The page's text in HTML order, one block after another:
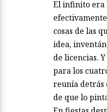
El infinito
El infinito era
cosas de las
idea,
de licencias.